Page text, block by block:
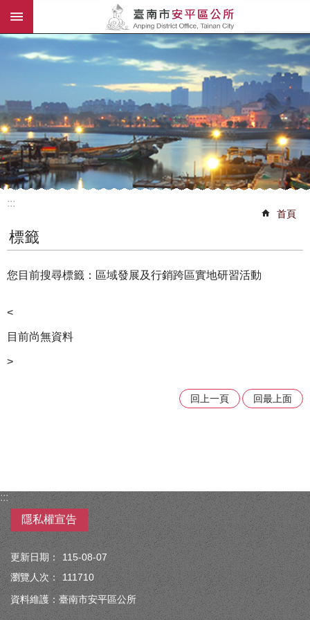
跳到主要內容區塊
:::
首頁
標籤
您目前搜尋標籤：區域發展及行銷跨區實地研習活動
<
目前尚無資料
>
回上一頁 回最上面
:::
隱私權宣告
更新日期：
115-08-07
瀏覽人次：
111710
資料維護：臺南市安平區公所